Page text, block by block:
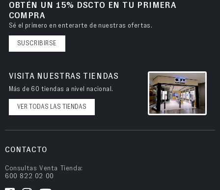
OBTÉN UN 15% DSCTO EN TU PRIMERA
COMPRA
Sé el primero en enterarte de nuestras ofertas.
SUSCRIBIRSE
VISITA NUESTRAS TIENDAS
Más de 60 tiendas a nivel nacional.
VER TODAS LAS TIENDAS
CONTACTO
Consultas Venta Tienda:
600 822 02 00